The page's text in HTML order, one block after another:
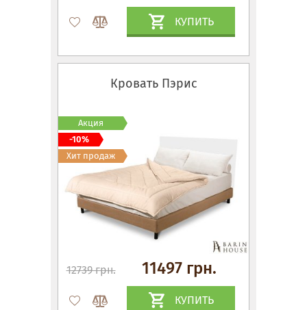
КУПИТЬ
Кровать Пэрис
12739 грн. 11497 грн.
КУПИТЬ
Акция
-10%
Хит продаж